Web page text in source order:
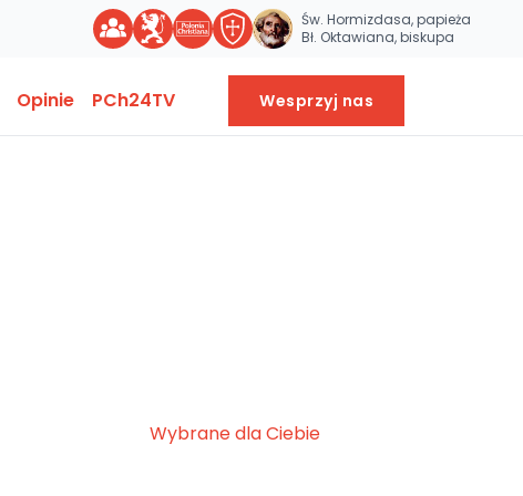
Św. Hormizdasa, papieża
Bł. Oktawiana, biskupa
Opinie PCh24TV Wesprzyj nas
Wybrane dla Ciebie